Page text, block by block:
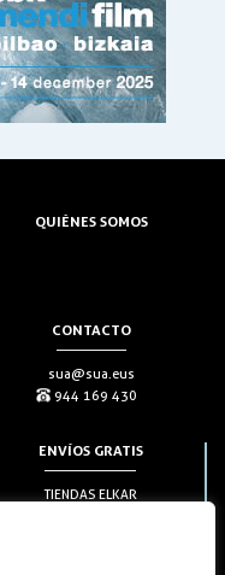
QUIÉNES SOMOS
CONTACTO
sua@sua.eus
944 169 430
ENVÍOS GRATIS
TIENDAS ELKAR